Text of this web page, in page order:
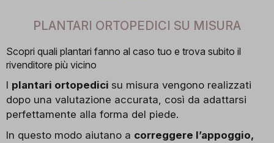
PLANTARI ORTOPEDICI SU MISURA
Scopri quali plantari fanno al caso tuo e trova subito il
rivenditore più vicino
I plantari ortopedici su misura vengono realizzati
dopo una valutazione accurata, così da adattarsi
perfettamente alla forma del piede.
In questo modo aiutano a correggere l’appoggio,